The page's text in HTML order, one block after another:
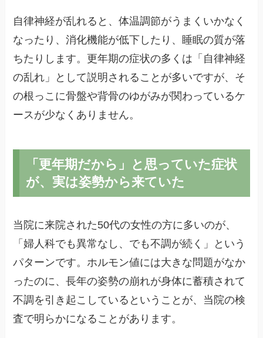
自律神経が乱れると、体温調節がうまくいかなく
なったり、消化機能が低下したり、睡眠の質が落
ちたりします。更年期の症状の多くは「自律神経
の乱れ」として説明されることが多いですが、そ
の根っこに骨盤や背骨のゆがみが関わっているケ
ースが少なくありません。
「更年期だから」と思っていた症状
が、実は姿勢から来ていた
当院に来院された50代の女性の方に多いのが、
「婦人科でも異常なし、でも不調が続く」という
パターンです。ホルモン値には大きな問題がなか
ったのに、長年の姿勢の崩れが身体に蓄積されて
不調を引き起こしているということが、当院の検
査で明らかになることがあります。